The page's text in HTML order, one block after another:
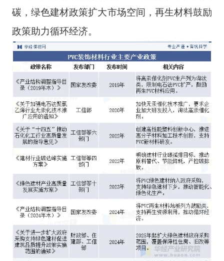
碳，绿色建材政策扩大市场空间，再生材料鼓励
政策助力循环经济。